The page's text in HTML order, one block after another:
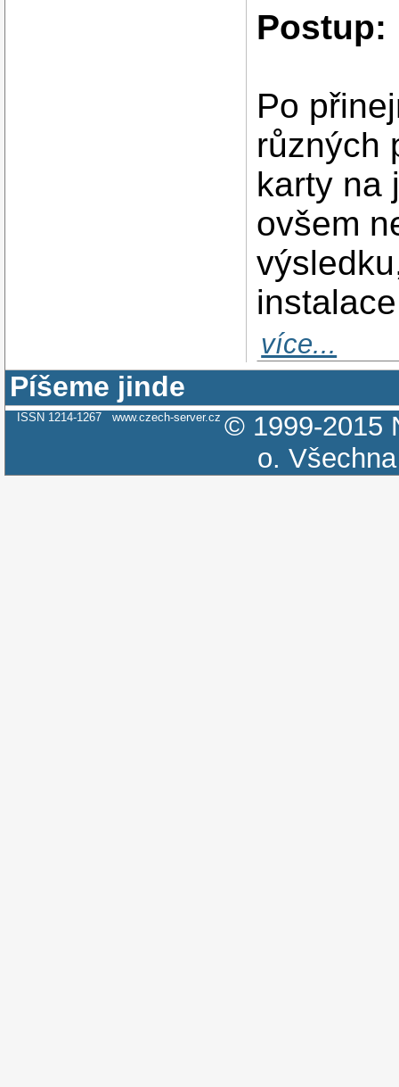
Postup:
Po
různých
karty na
ovšem
více...
Píšeme jinde
ISSN 1214-1267 www.czech-server.cz © 1999-2015
o.